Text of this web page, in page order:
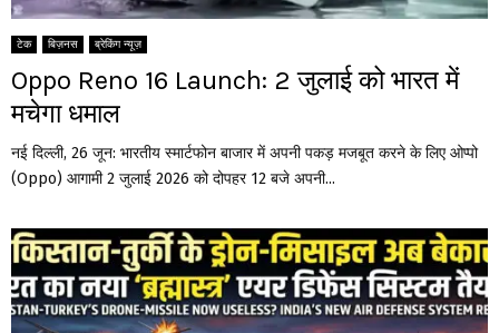
टेक बिज़नस ब्रेकिंग न्यूज़
Oppo Reno 16 Launch: 2 जुलाई को भारत में
मचेगा धमाल
नई दिल्ली, 26 जून: भारतीय स्मार्टफोन बाजार में अपनी पकड़ मजबूत करने के लिए ओप्पो
(Oppo) आगामी 2 जुलाई 2026 को दोपहर 12 बजे अपनी...